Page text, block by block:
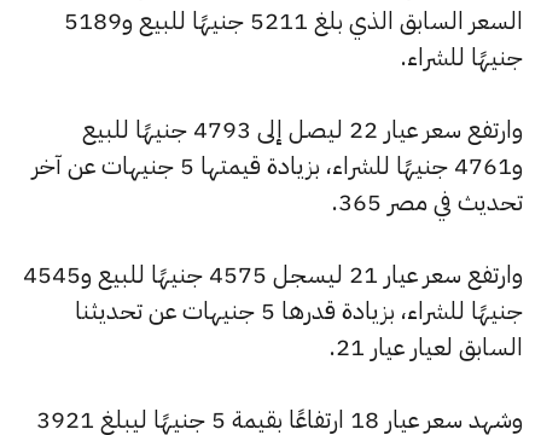
السعر السابق الذي بلغ 5211 جنيهًا للبيع و5189
جنيهًا للشراء.
وارتفع سعر عيار 22 ليصل إلى 4793 جنيهًا للبيع
و4761 جنيهًا للشراء، بزيادة قيمتها 5 جنيهات عن آخر
تحديث في مصر 365.
وارتفع سعر عيار 21 ليسجل 4575 جنيهًا للبيع و4545
جنيهًا للشراء، بزيادة قدرها 5 جنيهات عن تحديثنا
السابق لعيار عيار 21.
وشهد سعر عيار 18 ارتفاعًا بقيمة 5 جنيهًا ليبلغ 3921